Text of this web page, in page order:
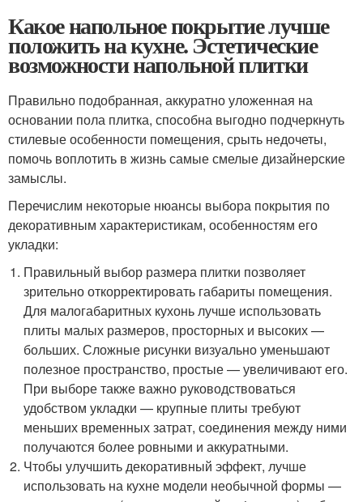
Какое напольное покрытие лучше
положить на кухне. Эстетические
возможности напольной плитки
Правильно подобранная, аккуратно уложенная на
основании пола плитка, способна выгодно подчеркнуть
стилевые особенности помещения, срыть недочеты,
помочь воплотить в жизнь самые смелые дизайнерские
замыслы.
Перечислим некоторые нюансы выбора покрытия по
декоративным характеристикам, особенностям его
укладки:
Правильный выбор размера плитки позволяет
зрительно откорректировать габариты помещения.
Для малогабаритных кухонь лучше использовать
плиты малых размеров, просторных и высоких —
больших. Сложные рисунки визуально уменьшают
полезное пространство, простые — увеличивают его.
При выборе также важно руководствоваться
удобством укладки — крупные плиты требуют
меньших временных затрат, соединения между ними
получаются более ровными и аккуратными.
Чтобы улучшить декоративный эффект, лучше
использовать на кухне модели необычной формы —